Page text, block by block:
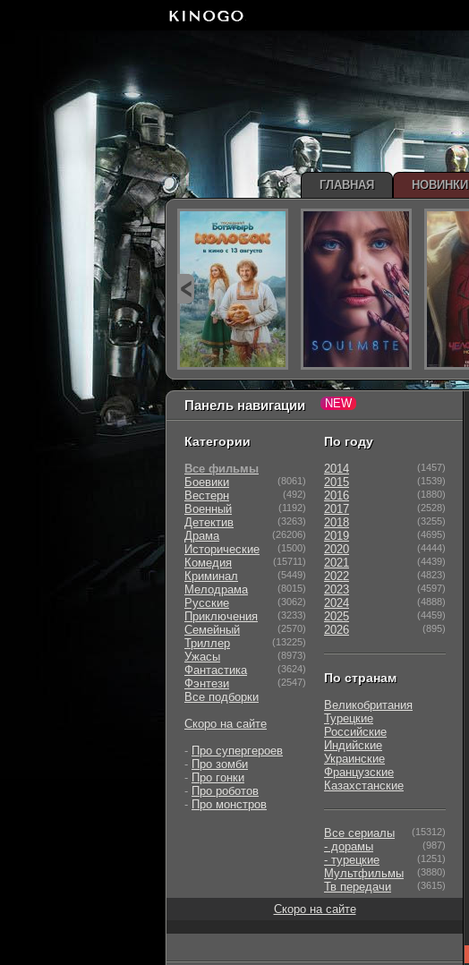
Панель навигации
Категории
Все фильмы
Боевики
(8061)
Вестерн (492)
Военный (1192)
Детектив (3263)
Драма (26206)
Исторические (1500)
Комедия (15711)
Криминал (5449)
Мелодрама (8015)
Русские (3062)
Приключения (3233)
Семейный (2570)
Триллер (13225)
Ужасы (8973)
Фантастика (3624)
Фэнтези (2547)
Все подборки
Скоро на сайте
- Про супергероев
- Про зомби
- Про гонки
- Про роботов
- Про монстров
По году
2014 (1457)
2015 (1539)
2016 (1880)
2017 (2528)
2018 (3255)
2019 (4695)
2020 (4444)
2021 (4439)
2022 (4823)
2023 (4597)
2024 (4888)
2025 (4459)
2026 (895)
По странам
Великобритания
Турецкие
Российские
Индийские
Украинские
Французские
Казахстанские
Все сериалы (15312)
- дорамы (987)
- турецкие (1251)
Мультфильмы (3880)
Тв передачи (3615)
Скоро на сайте
ГЛАВНАЯ НОВИНКИ